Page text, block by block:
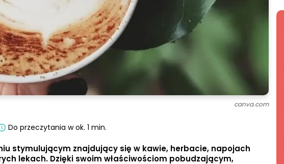
canva.com
Do przeczytania w ok. 1 min.
stymulującym znajdujący się w kawie, herbacie, napojach
lekach. Dzięki swoim właściwościom pobudzającym,